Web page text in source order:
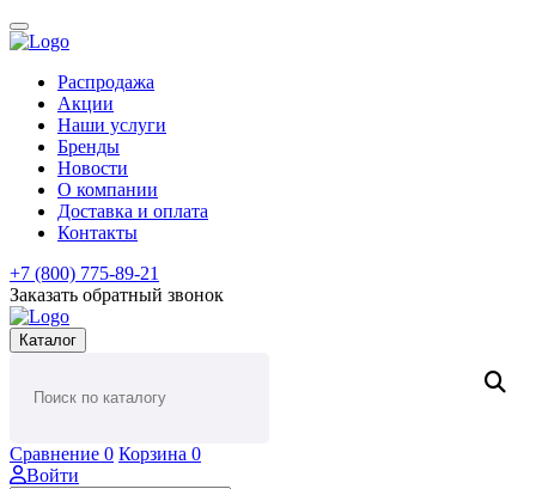
Распродажа
Акции
Наши услуги
Бренды
Новости
О компании
Доставка и оплата
Контакты
+7 (800) 775-89-21
Заказать обратный звонок
Каталог
Сравнение 0 Корзина 0
Войти